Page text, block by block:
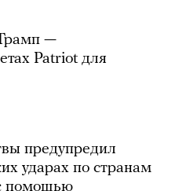
—
Patriot для
предупредил
ударах по странам
помощью